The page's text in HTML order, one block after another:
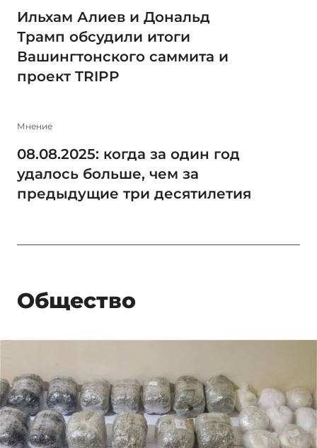
Ильхам Алиев и Дональд
Трамп обсудили итоги
Вашингтонского саммита и
проект TRIPP
Мнение
08.08.2025: когда за один год
удалось больше, чем за
предыдущие три десятилетия
Общество